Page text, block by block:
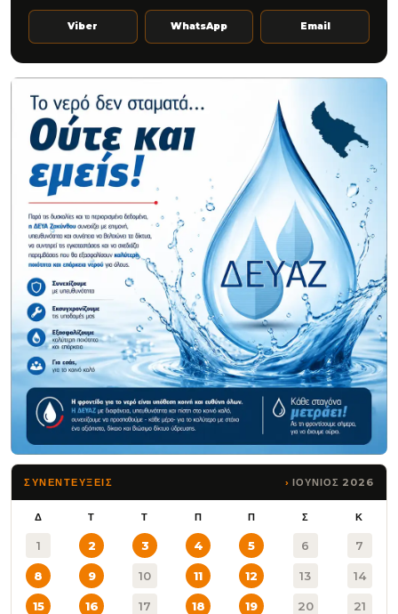
Viber WhatsApp Email
ΣΥΝΕΝΤΕΥΞΕΙΣ ΙΟΥΝΙΟΣ 2026
Δ Τ Τ Π Π Σ Κ
1 2 3 4 5 6 7
8 9 10 11 12 13 14
15 16 17 18 19 20 21